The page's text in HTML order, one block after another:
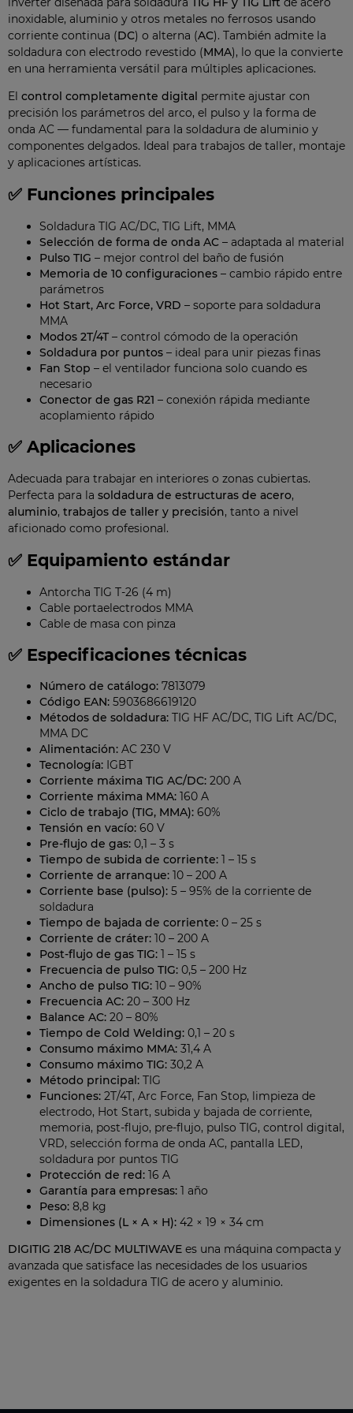
inoxidable, aluminio y otros metales no ferrosos usando
corriente continua (DC) o alterna (AC). También admite la
soldadura con electrodo revestido (MMA), lo que la convierte
en una herramienta versátil para múltiples aplicaciones.
El control completamente digital permite ajustar con
precisión los parámetros del arco, el pulso y la forma de
onda AC — fundamental para la soldadura de aluminio y
componentes delgados. Ideal para trabajos de taller, montaje
y aplicaciones artísticas.
✅ Funciones principales
Soldadura TIG AC/DC, TIG Lift, MMA
Selección de forma de onda AC – adaptada al material
Pulso TIG – mejor control del baño de fusión
Memoria de 10 configuraciones – cambio rápido entre
parámetros
Hot Start, Arc Force, VRD – soporte para soldadura
MMA
Modos 2T/4T – control cómodo de la operación
Soldadura por puntos – ideal para unir piezas finas
Fan Stop – el ventilador funciona solo cuando es
necesario
Conector de gas R21 – conexión rápida mediante
acoplamiento rápido
✅ Aplicaciones
Adecuada para trabajar en interiores o zonas cubiertas.
Perfecta para la soldadura de estructuras de acero,
aluminio, trabajos de taller y precisión, tanto a nivel
aficionado como profesional.
✅ Equipamiento estándar
Antorcha TIG T-26 (4 m)
Cable portaelectrodos MMA
Cable de masa con pinza
✅ Especificaciones técnicas
Número de catálogo: 7813079
Código EAN: 5903686619120
Métodos de soldadura: TIG HF AC/DC, TIG Lift AC/DC,
MMA DC
Alimentación: AC 230 V
Tecnología: IGBT
Corriente máxima TIG AC/DC: 200 A
Corriente máxima MMA: 160 A
Ciclo de trabajo (TIG, MMA): 60%
Tensión en vacío: 60 V
Pre-flujo de gas: 0,1 – 3 s
Tiempo de subida de corriente: 1 – 15 s
Corriente de arranque: 10 – 200 A
Corriente base (pulso): 5 – 95% de la corriente de
soldadura
Tiempo de bajada de corriente: 0 – 25 s
Corriente de cráter: 10 – 200 A
Post-flujo de gas TIG: 1 – 15 s
Frecuencia de pulso TIG: 0,5 – 200 Hz
Ancho de pulso TIG: 10 – 90%
Frecuencia AC: 20 – 300 Hz
Balance AC: 20 – 80%
Tiempo de Cold Welding: 0,1 – 20 s
Consumo máximo MMA: 31,4 A
Consumo máximo TIG: 30,2 A
Método principal: TIG
Funciones: 2T/4T, Arc Force, Fan Stop, limpieza de
electrodo, Hot Start, subida y bajada de corriente,
memoria, post-flujo, pre-flujo, pulso TIG, control digital,
VRD, selección forma de onda AC, pantalla LED,
soldadura por puntos TIG
Protección de red: 16 A
Garantía para empresas: 1 año
Peso: 8,8 kg
Dimensiones (L × A × H): 42 × 19 × 34 cm
DIGITIG 218 AC/DC MULTIWAVE es una máquina compacta y
avanzada que satisface las necesidades de los usuarios
exigentes en la soldadura TIG de acero y aluminio.